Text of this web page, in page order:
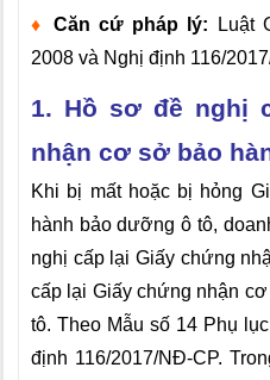
♦ Căn cứ pháp lý: Luật
2008 và Nghị định 116/
1. Hồ sơ đề nghị
nhận cơ sở bảo
Khi bị mất hoặc bị hỏng
hành bảo dưỡng ô tô,
nghị cấp lại Giấy chứng
cấp lại Giấy chứng nhận
tô. Theo Mẫu số 14 Phụ
định 116/2017/NĐ-CP.